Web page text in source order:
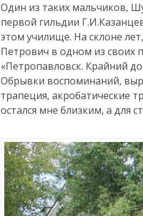
Один из таких мальчиков,
первой гильдии
этом училище. На склоне
Петрович в одном из своих
«Петропавловск. Крайний
Обрывки воспоминаний,
трапеция, акробатические
остался мне близким, а для